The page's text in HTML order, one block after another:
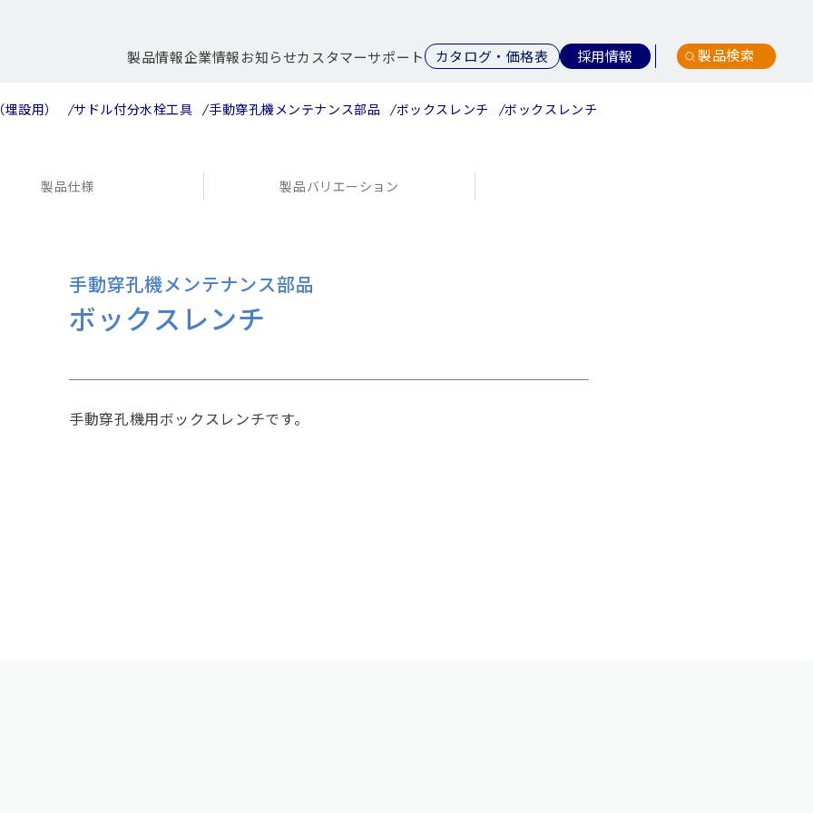
製品情報企業情報お知らせカスタマーサポート カタログ・価格表 採用情報 製品検索
設用） サドル付分水栓工具 手動穿孔機メンテナンス部品 ボックスレンチ ボックスレンチ
製品仕様 製品バリエーション
手動穿孔機メンテナンス部品
ボックスレンチ
手動穿孔機用ボックスレンチです。